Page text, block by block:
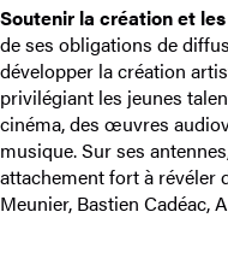
Soutenir la création et
de ses obligations de
développer la création
privilégiant les jeunes
cinéma, des œuvres
musique. Sur ses
attachement fort à révéler
Meunier, Bastien Cadéac,